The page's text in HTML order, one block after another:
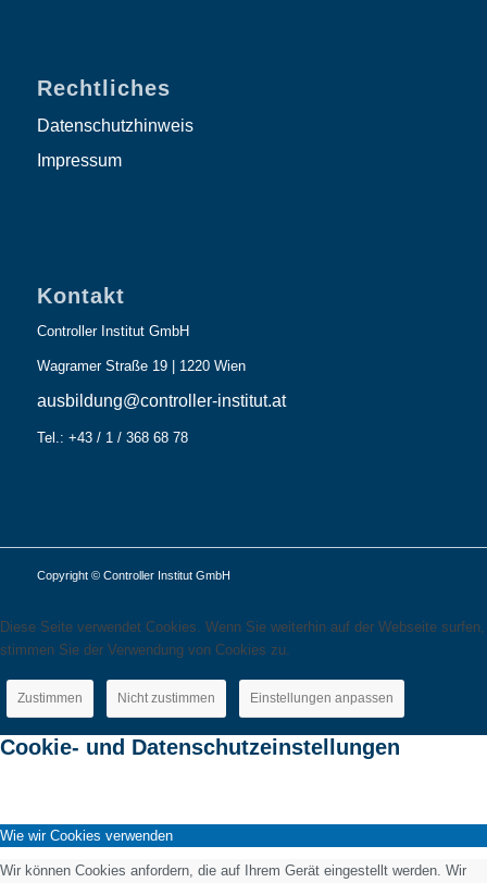
Rechtliches
Datenschutzhinweis
Impressum
Kontakt
Controller Institut GmbH
Wagramer Straße 19 | 1220 Wien
ausbildung@controller-institut.at
Tel.: +43 / 1 / 368 68 78
Copyright © Controller Institut GmbH
Diese Seite verwendet Cookies. Wenn Sie weiterhin auf der Webseite surfen,
stimmen Sie der Verwendung von Cookies zu.
Zustimmen Nicht zustimmen Einstellungen anpassen
Cookie- und Datenschutzeinstellungen
Wie wir Cookies verwenden
Wir können Cookies anfordern, die auf Ihrem Gerät eingestellt werden. Wir